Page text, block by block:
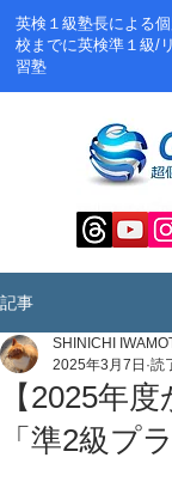
英検１級塾長による
校までに英検準１級/
習塾
記事
【2025年
「準2級プ
SHINICHI
2025年3月7日 読